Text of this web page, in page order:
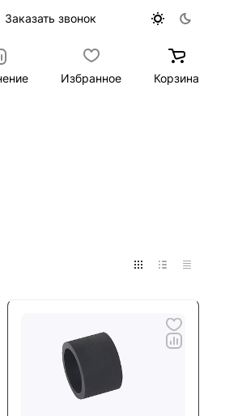
Заказать звонок
Избранное Корзина